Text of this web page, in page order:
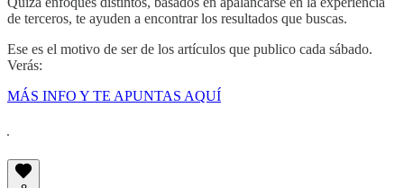
de terceros, te ayuden a encontrar los resultados que buscas.
Ese es el motivo de ser de los artículos que publico cada sábado.
Verás:
MÁS INFO Y TE APUNTAS AQUÍ
.